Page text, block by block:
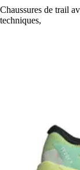
Chaussures de trail
techniques,